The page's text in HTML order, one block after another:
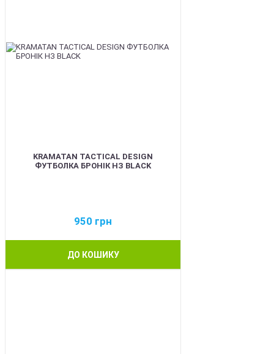
KRAMATAN TACTICAL DESIGN
ФУТБОЛКА БРОНІК НЗ BLACK
950 грн
ДО КОШИКУ